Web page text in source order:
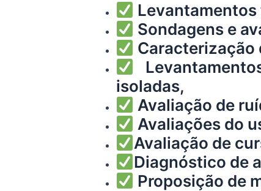
Sondagens e
Caracterização
isoladas,
Avaliação de
Avaliações do
Avaliação de
Diagnóstico de
Proposição de